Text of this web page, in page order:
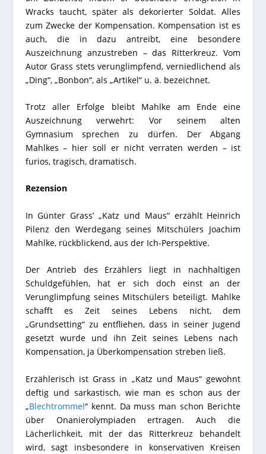
Wracks taucht, später als dekorierter Soldat. Alles
zum Zwecke der Kompensation. Kompensation ist es
auch, die in dazu antreibt, eine besondere
Auszeichnung anzustreben – das Ritterkreuz. Vom
Autor Grass stets verunglimpfend, verniedlichend als
„Ding“, „Bonbon“, als „Artikel“ u. ä. bezeichnet.
Trotz aller Erfolge bleibt Mahlke am Ende eine
Auszeichnung verwehrt: Vor seinem alten
Gymnasium sprechen zu dürfen. Der Abgang
Mahlkes – hier soll er nicht verraten werden – ist
furios, tragisch, dramatisch.
Rezension
In Günter Grass’ „Katz und Maus“ erzählt Heinrich
Pilenz den Werdegang seines Mitschülers Joachim
Mahlke, rückblickend, aus der Ich-Perspektive.
Der Antrieb des Erzählers liegt in nachhaltigen
Schuldgefühlen, hat er sich doch einst an der
Verunglimpfung seines Mitschülers beteiligt. Mahlke
schafft es Zeit seines Lebens nicht, dem
„Grundsetting“ zu entfliehen, dass in seiner Jugend
gesetzt wurde und ihn Zeit seines Lebens nach
Kompensation, ja Überkompensation streben ließ.
Erzählerisch ist Grass in „Katz und Maus“ gewohnt
deftig und sarkastisch, wie man es schon aus der
„Blechtrommel“ kennt. Da muss man schon Berichte
über Onanierolympiaden ertragen. Auch die
Lächerlichkeit, mit der das Ritterkreuz behandelt
wird, sagt insbesondere in konservativen Kreisen